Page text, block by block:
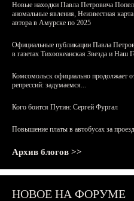
Новые находки Павла Петровича
аномальные явления, Неизвестная
автора в Амурске по 2025
Официальные публикации Павла
в газетах Тихоокеанская Звезда и Наш
Комсомольск официально продолжает
репрессий: задумаемся...
Кого боится Путин: Сергей Фургал
Повышение платы в автобусах за
Архив блогов >>
НОВОЕ НА ФОРУМЕ